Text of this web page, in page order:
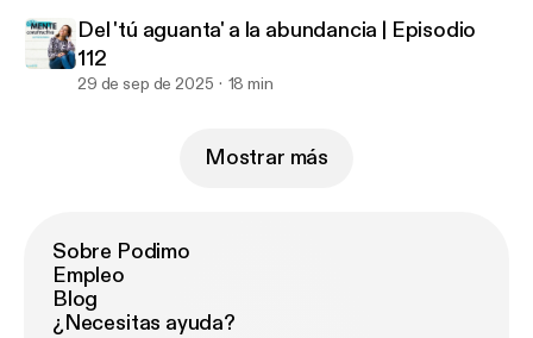
Del 'tú aguanta' a la abundancia | Episodio
112
29 de sep de 2025 18 min
Mostrar más
Sobre Podimo
Empleo
Blog
¿Necesitas ayuda?